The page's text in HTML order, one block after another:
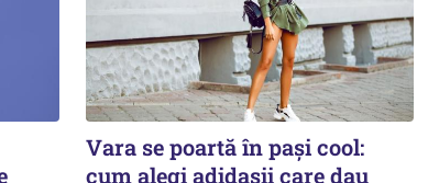
Vara se poartă în pași cool:
cum alegi adidașii care dau